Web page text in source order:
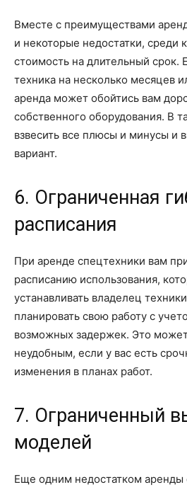
Вместе с преимуществами
и некоторые недостатки, среди
стоимость на длительный срок.
техника на несколько месяцев
аренда может обойтись вам
собственного оборудования. В
взвесить все плюсы и минусы и
вариант.
6. Ограниченная
расписания
При аренде спецтехники вам
расписанию использования,
устанавливать владелец
планировать свою работу с
возможных задержек. Это может
неудобным, если у вас есть
изменения в планах работ.
7. Ограниченный
моделей
Еще одним недостатком аренды